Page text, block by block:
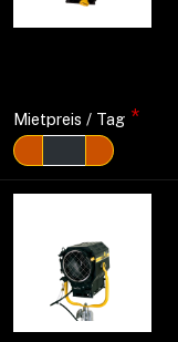
Mietpreis / Tag *